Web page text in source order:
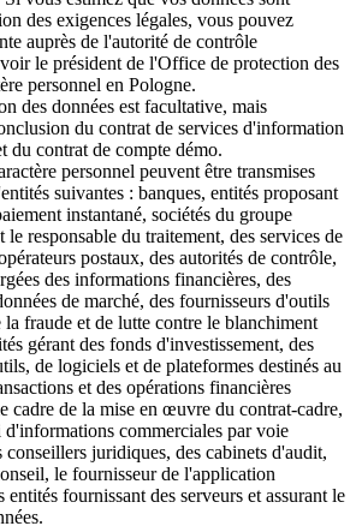
des exigences légales, vous pouvez
auprès de l'autorité de contrôle
le président de l'Office de protection des
personnel en Pologne.
des données est facultative, mais
du contrat de services d'information
du contrat de compte démo.
personnel peuvent être transmises
suivantes : banques, entités proposant
instantané, sociétés du groupe
le responsable du traitement, des services de
postaux, des autorités de contrôle,
des informations financières, des
de marché, des fournisseurs d'outils
fraude et de lutte contre le blanchiment
gérant des fonds d'investissement, des
de logiciels et de plateformes destinés au
et des opérations financières
cadre de la mise en œuvre du contrat-cadre,
commerciales par voie
conseillers juridiques, des cabinets d'audit,
le fournisseur de l'application
fournissant des serveurs et assurant le